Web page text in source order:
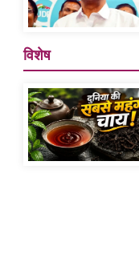
विशेष